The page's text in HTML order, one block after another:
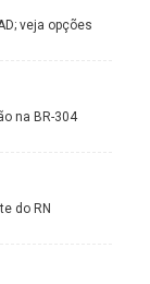
veja opções
na BR-304
do RN